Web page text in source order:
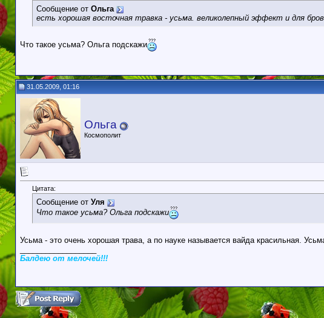
Сообщение от Ольга
есть хорошая восточная травка - усьма. великолепный эффект и для
Что такое усьма? Ольга подскажи
31.05.2009, 01:16
Ольга
Космополит
Цитата:
Сообщение от Уля
Что такое усьма? Ольга подскажи
Усьма - это очень хорошая трава, а по науке называется вайда красильная.
Балдею от мелочей!!!